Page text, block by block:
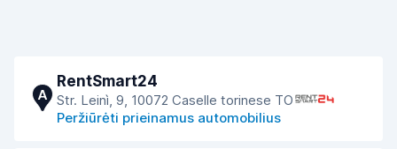
A
RentSmart24
Str. Leinì, 9, 10072 Caselle torinese TO
Peržiūrėti prieinamus automobilius